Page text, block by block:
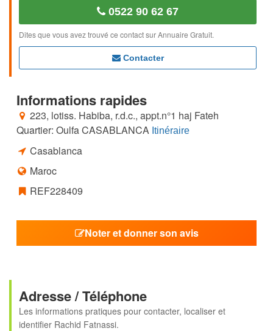
0522 90 62 67
Dites que vous avez trouvé ce contact sur Annuaire Gratuit.
Contacter
Informations rapides
223, lotiss. Habiba, r.d.c., appt.n°1 haj Fateh
Quartier: Oulfa CASABLANCA Itinéraire
Casablanca
Maroc
REF228409
Noter et donner son avis
Adresse / Téléphone
Les informations pratiques pour contacter, localiser et
identifier Rachid Fatnassi.